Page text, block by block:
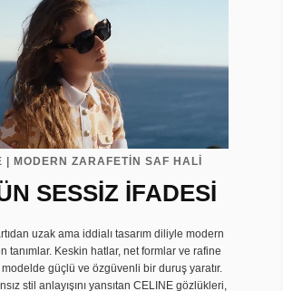
| MODERN ZARAFETİN SAF HALİ
SESSİZ İFADESİ
uzak ama iddialı tasarım diliyle modern
tanımlar. Keskin hatlar, net formlar ve rafine
güçlü ve özgüvenli bir duruş yaratır.
stil anlayışını yansıtan CELINE gözlükleri,